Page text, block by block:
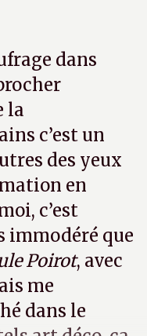
dans
la
c’est un
des yeux
en
c’est
immodéré que
Poirot, avec
me
dans le